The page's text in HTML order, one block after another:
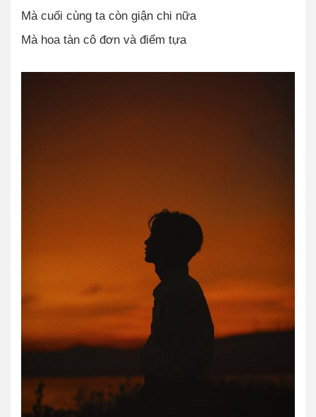
Mà cuối cùng ta còn giận chi nữa
Mà hoa tàn cô đơn và điểm tựa